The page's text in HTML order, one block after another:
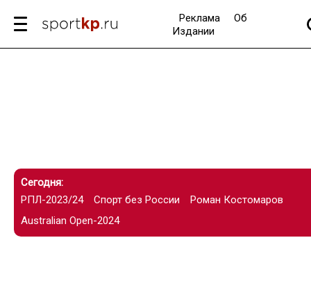
Реклама
Об
Издании
Сегодня:
РПЛ-2023/24
Спорт без России
Роман Костомаров
Australian Open-2024